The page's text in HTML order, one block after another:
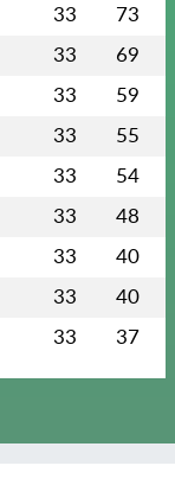
33 73
33 69
33 59
33 55
33 54
33 48
33 40
33 40
33 37